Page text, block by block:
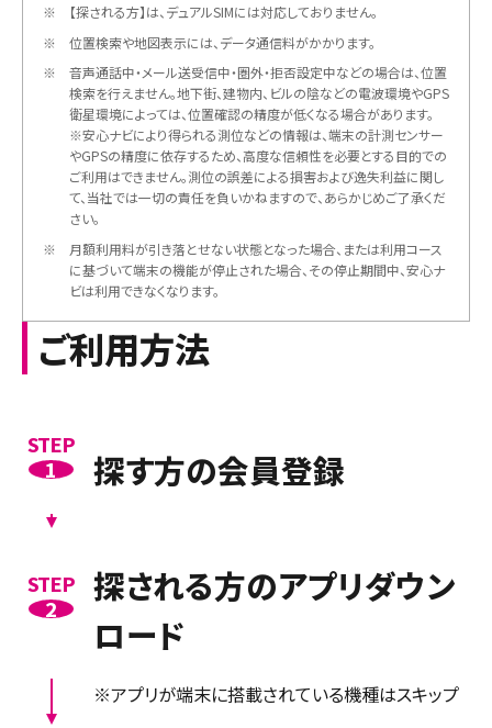
※
【探される方】は、デュアルSIMには対応しておりません。
※
位置検索や地図表示には、データ通信料がかかります。
※
音声通話中・メール送受信中・圏外・拒否設定中などの場合は、位置
検索を行えません。地下街、建物内、ビルの陰などの電波環境やGPS
衛星環境によっては、位置確認の精度が低くなる場合があります。
※安心ナビにより得られる測位などの情報は、端末の計測センサー
やGPSの精度に依存するため、高度な信頼性を必要とする目的での
ご利用はできません。測位の誤差による損害および逸失利益に関し
て、当社では一切の責任を負いかねますので、あらかじめご了承くだ
さい。
※
月額利用料が引き落とせない状態となった場合、または利用コース
に基づいて端末の機能が停止された場合、その停止期間中、安心ナ
ビは利用できなくなります。
ご利用方法
STEP
1
探す方の会員登録
STEP
2
探される方のアプリダウン
ロード
※アプリが端末に搭載されている機種はスキップ